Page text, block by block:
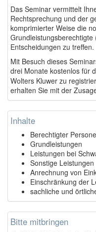
Das Seminar vermittelt
Rechtsprechung und der
komprimierter Weise die
Entscheidungen zu treffen.
Mit Besuch dieses
drei Monate kostenlos für
Wolters Kluwer zu
erhalten Sie mit der
Inhalte
Berechtigter
Grundleistungen
Leistungen bei
Sonstige Leistungen
Anrechnung von
Einschränkung der
sachliche und
Bitte mitbringen